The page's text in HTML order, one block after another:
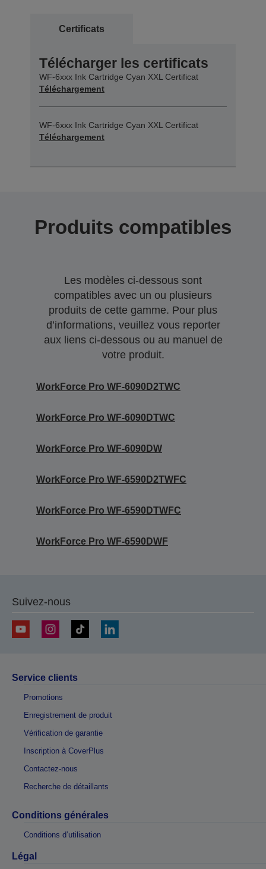
Certificats
Télécharger les certificats
WF-6xxx Ink Cartridge Cyan XXL Certificat
Téléchargement
WF-6xxx Ink Cartridge Cyan XXL Certificat
Téléchargement
Produits compatibles
Les modèles ci-dessous sont
compatibles avec un ou plusieurs
produits de cette gamme. Pour plus
d’informations, veuillez vous reporter
aux liens ci-dessous ou au manuel de
votre produit.
WorkForce Pro WF-6090D2TWC
WorkForce Pro WF-6090DTWC
WorkForce Pro WF-6090DW
WorkForce Pro WF-6590D2TWFC
WorkForce Pro WF-6590DTWFC
WorkForce Pro WF-6590DWF
Suivez-nous
Service clients
Promotions
Enregistrement de produit
Vérification de garantie
Inscription à CoverPlus
Contactez-nous
Recherche de détaillants
Conditions générales
Conditions d’utilisation
Légal